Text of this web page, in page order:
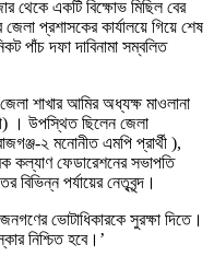
থেকে একটি বিক্ষোভ মিছিল বের
প্রশাসকের কার্যালয়ে গিয়ে শেষ
পাঁচ দফা দাবিনামা সম্বলিত
শাখার আমির অধ্যক্ষ মাওলানা
। উপস্থিত ছিলেন জেলা
২ মনোনীত এমপি প্রার্থী ),
কল্যাণ ফেডারেশনের সভাপতি
পর্যায়ের নেতৃবৃন্দ।
ভোটাধিকারকে সুরক্ষা দিতে।
নিশ্চিত হবে।’